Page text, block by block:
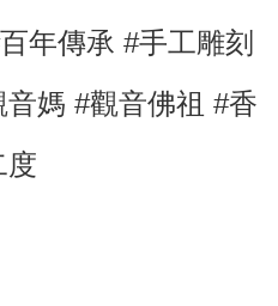
年傳承 #手工雕刻
音媽 #觀音佛祖 #香
度